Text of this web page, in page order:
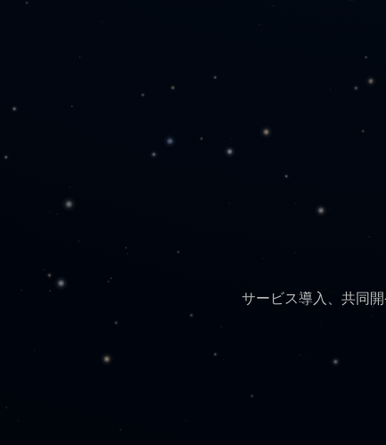
サービス導入、共同